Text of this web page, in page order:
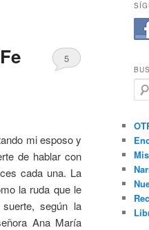
5
mi esposo y
de hablar con
cada una. La
la ruda que le
según la
Ana María
u
c
a
r